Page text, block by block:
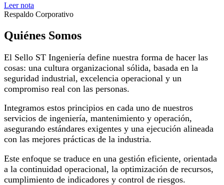
Leer nota
Respaldo Corporativo
Quiénes Somos
El Sello ST Ingeniería define nuestra forma de hacer las
cosas: una cultura organizacional sólida, basada en la
seguridad industrial, excelencia operacional y un
compromiso real con las personas.
Integramos estos principios en cada uno de nuestros
servicios de ingeniería, mantenimiento y operación,
asegurando estándares exigentes y una ejecución alineada
con las mejores prácticas de la industria.
Este enfoque se traduce en una gestión eficiente, orientada
a la continuidad operacional, la optimización de recursos,
cumplimiento de indicadores y control de riesgos.